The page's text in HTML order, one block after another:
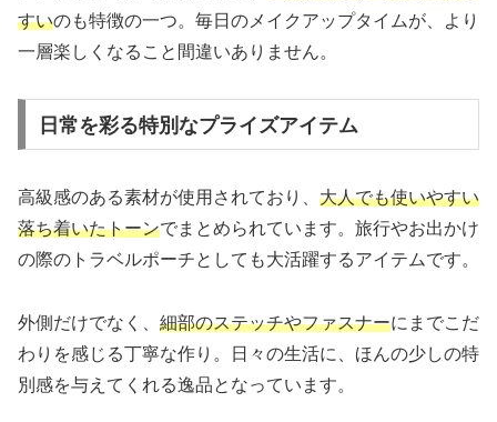
すいのも特徴の一つ。毎日のメイクアップタイムが、より
一層楽しくなること間違いありません。
日常を彩る特別なプライズアイテム
高級感のある素材が使用されており、 大人でも使いやすい
落ち着いたトーンでまとめられています。旅行やお出かけ
の際のトラベルポーチとしても大活躍するアイテムです。
外側だけでなく、 細部のステッチやファスナーにまでこだ
わりを感じる丁寧な作り。日々の生活に、ほんの少しの特
別感を与えてくれる逸品となっています。